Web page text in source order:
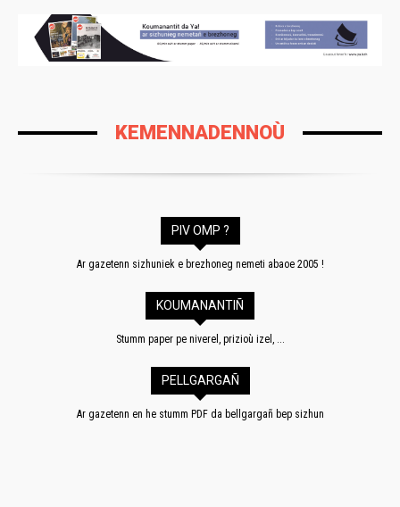
KEMENNADENNOÙ
PIV OMP ?
Ar gazetenn sizhuniek e brezhoneg nemeti abaoe 2005 !
KOUMANANTIÑ
Stumm paper pe niverel, prizioù izel, ...
PELLGARGAÑ
Ar gazetenn en he stumm PDF da bellgargañ bep sizhun